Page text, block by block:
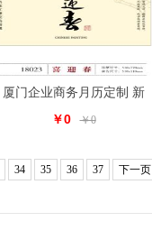
厦门企业商务月历定制 新
￥0 ￥0
34 35 36 37 下一页